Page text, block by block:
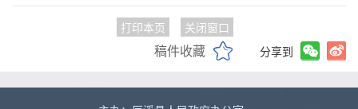
打印本页 关闭窗口
稿件收藏 分享到